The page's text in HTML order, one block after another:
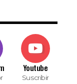
Youtube
Suscribir